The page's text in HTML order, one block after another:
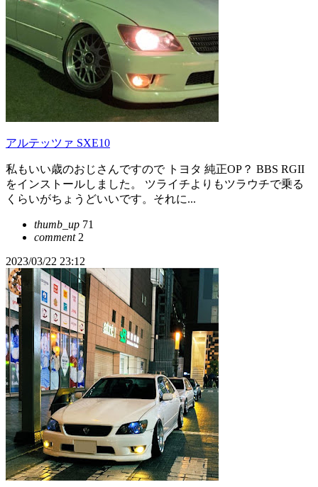
アルテッツァ SXE10
私もいい歳のおじさんですので トヨタ 純正OP？ BBS RGII
をインストールしました。 ツライチよりもツラウチで乗る
くらいがちょうどいいです。それに...
thumb_up 71
comment2
2023/03/22 23:12